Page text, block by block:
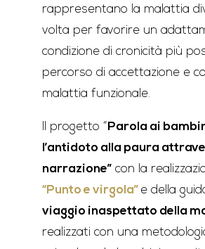
rappresentano la malattia
volta per favorire un
condizione di cronicità più
percorso di accettazione e
malattia funzionale.
Il progetto “ Parola ai
l’antidoto alla paura
narrazione” con la
“Punto e virgola” e della
viaggio inaspettato della
realizzati con una